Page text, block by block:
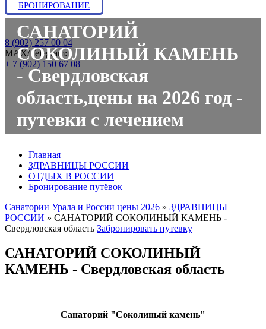
БРОНИРОВАНИЕ
8 (902) 257 00 04
МАХ/Telegram:
+ 7 (902) 150 67 08
САНАТОРИЙ
СОКОЛИНЫЙ КАМЕНЬ
- Свердловская
область,цены на 2026 год -
путевки с лечением
Главная
ЗДРАВНИЦЫ РОССИИ
ОТДЫХ В РОССИИ
Бронирование путёвок
Санатории Урала и России цены 2026 » ЗДРАВНИЦЫ
РОССИИ » САНАТОРИЙ СОКОЛИНЫЙ КАМЕНЬ -
Свердловская область Забронировать путевку
САНАТОРИЙ СОКОЛИНЫЙ
КАМЕНЬ - Свердловская область
Санаторий "Соколиный камень"